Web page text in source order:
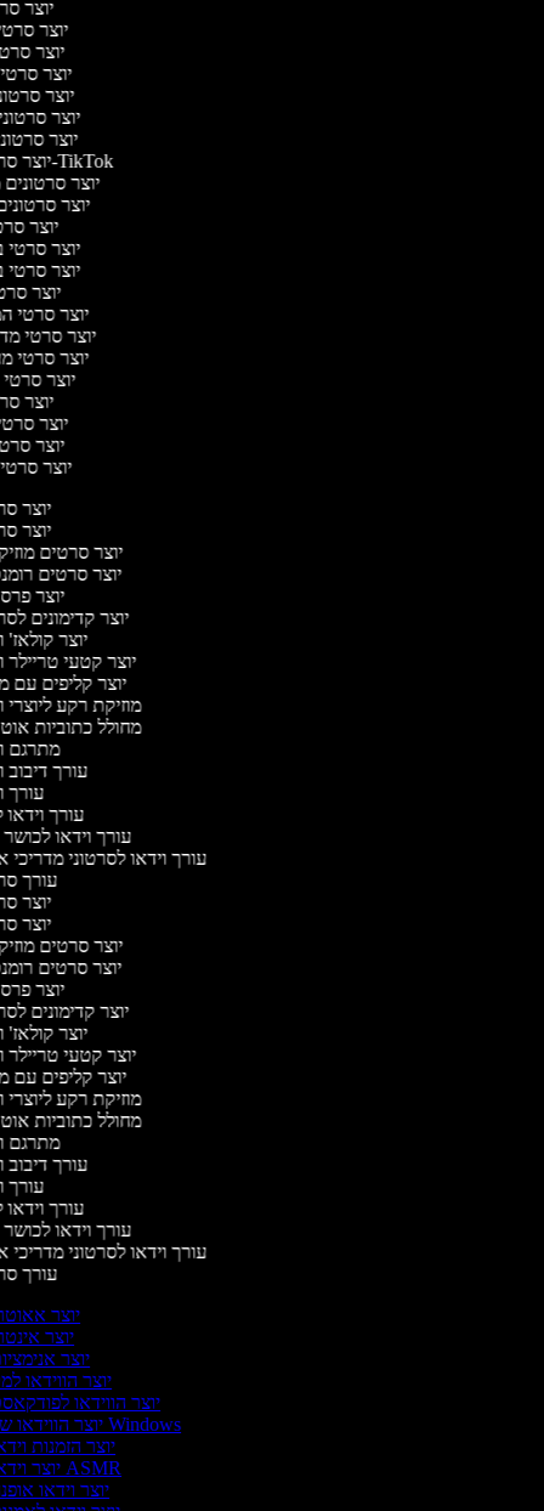
יוצר
יוצר
יוצר
יוצר סרטי
יוצר
יוצר
יוצר
יוצר סרטונים ל-TikTok
יוצר סרטונים
יוצר
יוצר
יוצר סרטי
יוצר סרטי
יוצר
יוצר סרטי
יוצר סרטי
יוצר סרטי
יוצר
יוצר
יוצר
יוצר
יוצר סרטי
יוצר
יוצר
יוצר סרטים
יוצר סרטים
יוצר
יוצר קדימונים
יוצר קולאז'
יוצר קטעי טריילר
יוצר קליפים עם
מוזיקת רקע ליוצרי
מחולל כתוביות
מתרגם
עורך דיבוב
עורך
עורך וידאו
עורך וידאו לכושר
עורך וידאו לסרטוני מדריכי
עורך
יוצר
יוצר
יוצר סרטים
יוצר סרטים
יוצר
יוצר קדימונים
יוצר קולאז'
יוצר קטעי טריילר
יוצר קליפים עם
מוזיקת רקע ליוצרי
מחולל כתוביות
מתרגם
עורך דיבוב
עורך
עורך וידאו
עורך וידאו לכושר
עורך וידאו לסרטוני מדריכי
עורך
יוצר
יוצר
יוצר
יוצר הווידאו
יוצר הווידאו
יוצר הווידאו של Windows
יוצר הזמנות
יוצר וידאו ASMR
יוצר וידאו